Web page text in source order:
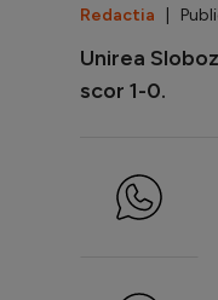
Redactia |
Unirea
scor 1-0.